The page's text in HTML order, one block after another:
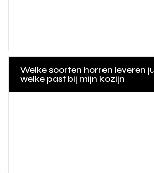
Welke soorten horren leveren
welke past bij mijn kozijn